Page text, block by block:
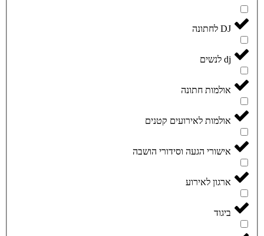
DJ לחתונה
dj לנשים
אולמות חתונה
אולמות לאירועים קטנים
אישורי הגעה וסידורי הושבה
ארגון לאירוע
ביגוד